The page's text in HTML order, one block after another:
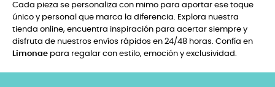
Cada pieza se personaliza con mimo para aportar ese toque
único y personal que marca la diferencia. Explora nuestra
tienda online, encuentra inspiración para acertar siempre y
disfruta de nuestros envíos rápidos en 24/48 horas. Confía en
Limonae para regalar con estilo, emoción y exclusividad.